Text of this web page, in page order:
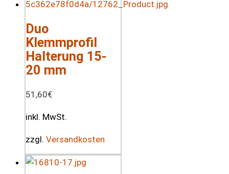
Duo
Klemmprofil
Halterung 15-
20 mm
51,60€
inkl. MwSt.
zzgl. Versandkosten